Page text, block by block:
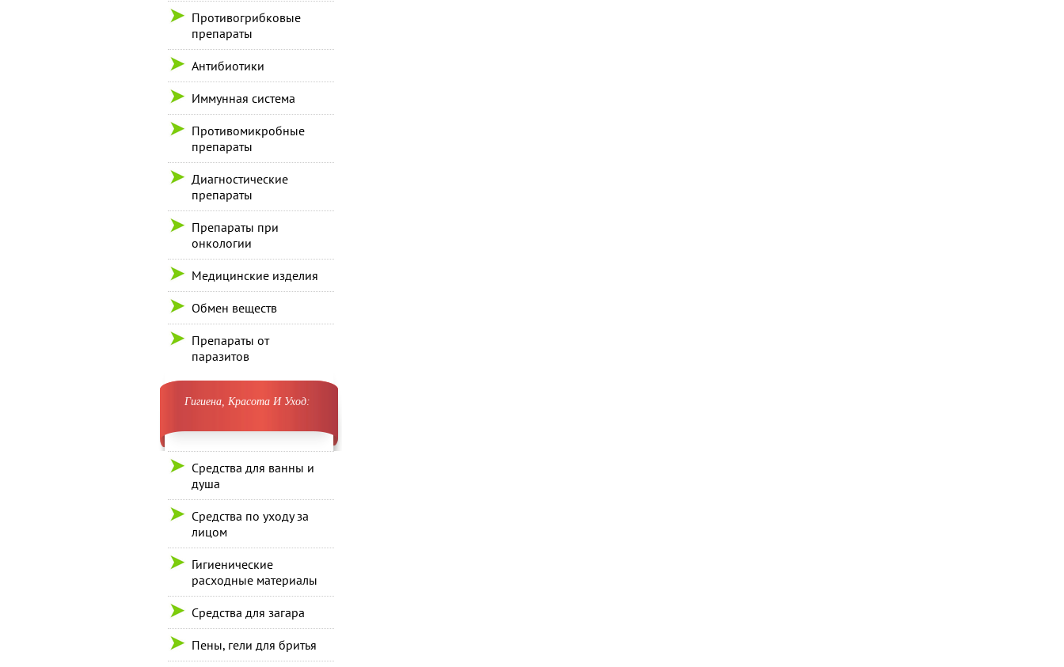
Противогрибковые
препараты
Антибиотики
Иммунная система
Противомикробные
препараты
Диагностические
препараты
Препараты при
онкологии
Медицинские изделия
Обмен веществ
Препараты от
паразитов
Гигиена, Красота И Уход:
Средства для ванны и
душа
Средства по уходу за
лицом
Гигиенические
расходные материалы
Средства для загара
Пены, гели для бритья